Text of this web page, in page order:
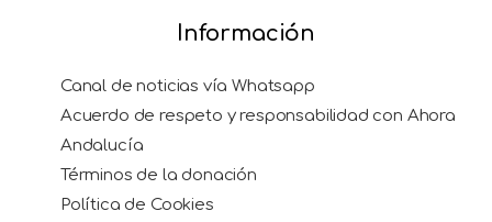
Información
Canal de noticias vía Whatsapp
Acuerdo de respeto y responsabilidad con Ahora
Andalucía
Términos de la donación
Política de Cookies